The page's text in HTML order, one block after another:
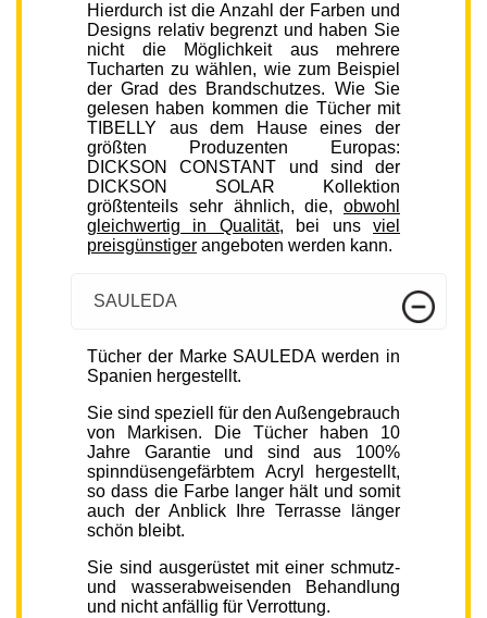
Hierdurch ist die Anzahl der Farben und
Designs relativ begrenzt und haben Sie
nicht die Möglichkeit aus mehrere
Tucharten zu wählen, wie zum Beispiel
der Grad des Brandschutzes. Wie Sie
gelesen haben kommen die Tücher mit
TIBELLY aus dem Hause eines der
größten Produzenten Europas:
DICKSON CONSTANT und sind der
DICKSON SOLAR Kollektion
größtenteils sehr ähnlich, die, obwohl
gleichwertig in Qualität, bei unsviel
preisgünstiger angeboten werden kann.
SAULEDA
Tücher der Marke SAULEDA werden in
Spanien hergestellt.
Sie sind speziell für den Außengebrauch
von Markisen. Die Tücher haben 10
Jahre Garantie und sind aus 100%
spinndüsengefärbtem Acryl hergestellt,
so dass die Farbe langer hält und somit
auch der Anblick Ihre Terrasse länger
schön bleibt.
Sie sind ausgerüstet mit einer schmutz-
und wasserabweisenden Behandlung
und nicht anfällig für Verrottung.